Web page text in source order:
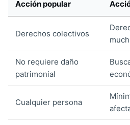
Acción popular
Derechos colectivos
No requiere daño
patrimonial
Cualquier persona